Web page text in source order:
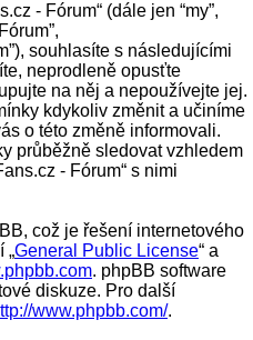
- Fórum“ (dále jen “my”,
souhlasíte s následujícími
neprodleně opusťte
na něj a nepoužívejte jej.
kdykoliv změnit a učiníme
o této změně informovali.
průběžně sledovat vzhledem
- Fórum“ s nimi
což je řešení internetového
„General Public License“ a
. phpBB software
diskuze. Pro další
www.phpbb.com/.